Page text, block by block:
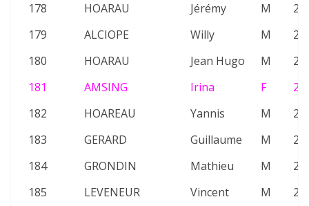
178
HOARAU Jérémy M
179
ALCIOPE Willy M
180
HOARAU Jean Hugo M
181
AMSING Irina F
182
HOAREAU Yannis M
183
GERARD Guillaume M
184
GRONDIN Mathieu M
185
LEVENEUR Vincent M